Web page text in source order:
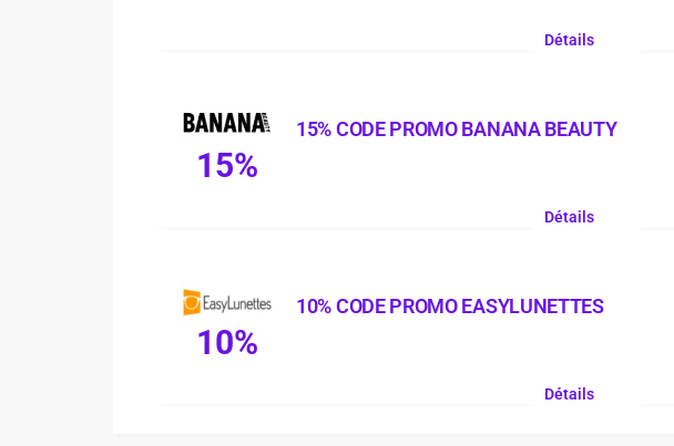
Détails
15%
15% CODE PROMO BANANA BEAUTY
Détails
10%
10% CODE PROMO EASYLUNETTES
Détails